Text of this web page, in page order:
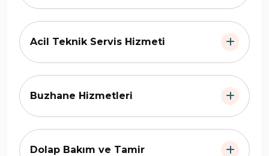
Acil Teknik Servis Hizmeti
Buzhane Hizmetleri
Dolap Bakım ve Tamir